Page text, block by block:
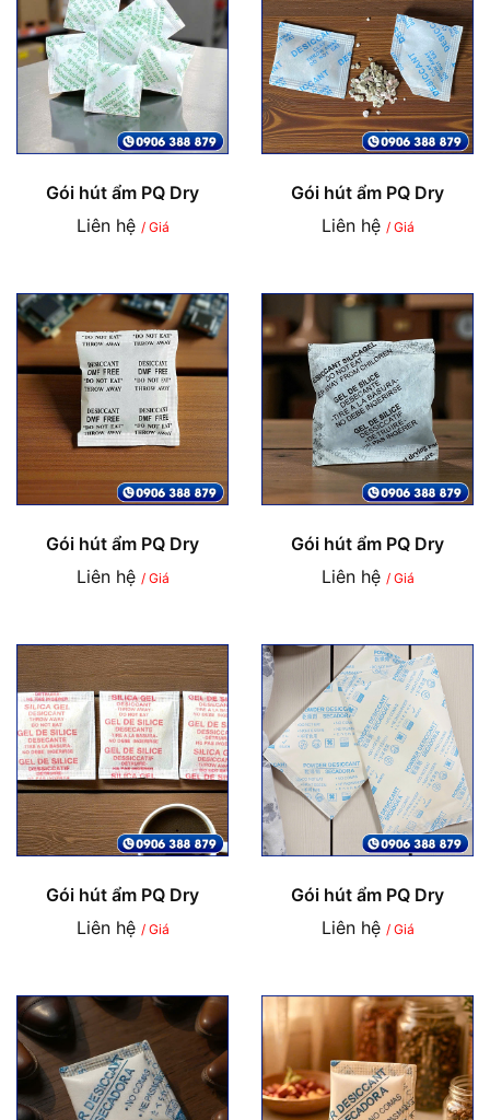
Gói hút ẩm PQ Dry
Liên hệ / Giá
Gói hút ẩm PQ Dry
Liên hệ / Giá
Gói hút ẩm PQ Dry
Liên hệ / Giá
Gói hút ẩm PQ Dry
Liên hệ / Giá
Gói hút ẩm PQ Dry
Liên hệ / Giá
Gói hút ẩm PQ Dry
Liên hệ / Giá